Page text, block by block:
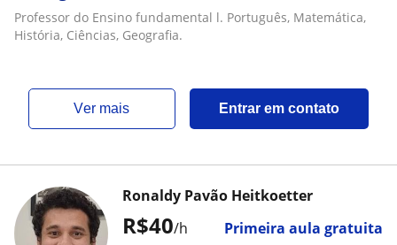
Geografia
Professor do Ensino fundamental l. Português, Matemática,
História, Ciências, Geografia.
ver mais Entrar em contato
R$40/h Primeira aula gratuita
Ronaldy Pavão Heitkoetter